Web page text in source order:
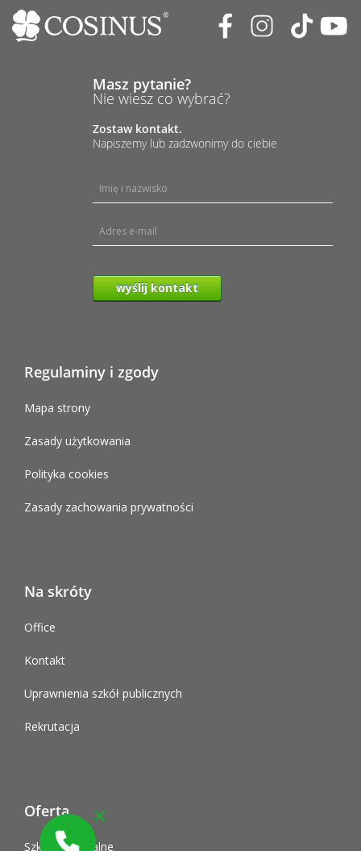
Masz pytanie?
Nie wiesz co wybrać?
Zostaw kontakt.
Napiszemy lub zadzwonimy do ciebie
wyślij kontakt
Regulaminy i zgody
Mapa strony
Zasady użytkowania
Polityka cookies
Zasady zachowania prywatności
Na skróty
Office
Kontakt
Uprawnienia szkół publicznych
Rekrutacja
Oferta
Szkoły policealne